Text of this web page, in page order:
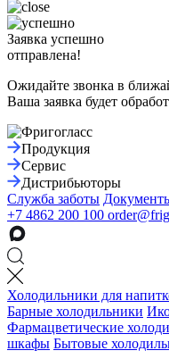
Заявка успешно
отправлена!
Ожидайте звонка в
Ваша заявка будет
Продукция
Сервис
Дистрибьюторы
Служба заботы
+7 4862 200 100
Холодильники для
Барные холодильники
Фармацветические
шкафы Бытовые